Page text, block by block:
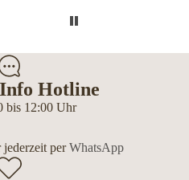
Hotline
bis 12:00 Uhr
perWhatsApp